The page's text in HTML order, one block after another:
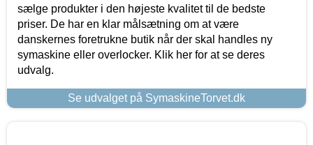
sælge produkter i den højeste kvalitet til de bedste
priser. De har en klar målsætning om at være
danskernes foretrukne butik når der skal handles ny
symaskine eller overlocker. Klik her for at se deres
udvalg.
Se udvalget på SymaskineTorvet.dk